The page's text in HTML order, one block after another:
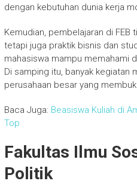
dengan kebutuhan dunia kerja
Kemudian, pembelajaran di
tetapi juga praktik bisnis dan
mahasiswa mampu memahami
Di samping itu, banyak kegiatan
perusahaan besar yang
Baca Juga: Beasiswa Kuliah di
Top
Fakultas Ilmu
Politik